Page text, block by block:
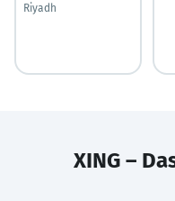
Riyadh
XING –